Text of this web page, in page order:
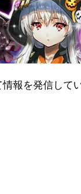
報を発信してい